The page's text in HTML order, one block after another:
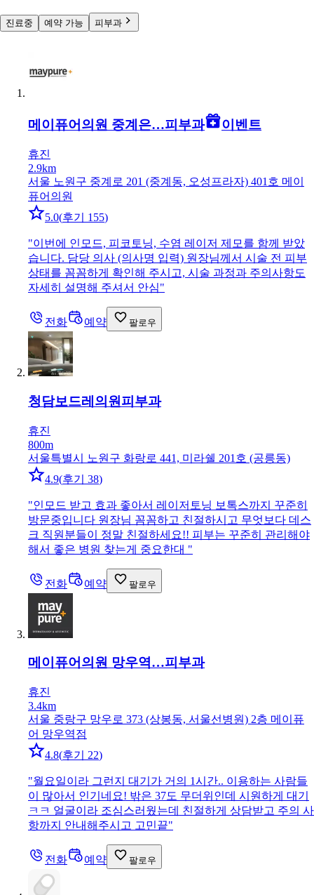
진료중 예약 가능 피부과
메이퓨어의원 중계은…피부과 이벤트
휴진
2.9km
서울 노원구 중계로 201 (중계동, 오성프라자) 401호 메이
퓨어의원
5.0(후기 155)
"이번에 인모드, 피코토닝, 수염 레이저 제모를 함께 받았
습니다. 담당 의사 (의사명 입력) 원장님께서 시술 전 피부
상태를 꼼꼼하게 확인해 주시고, 시술 과정과 주의사항도
자세히 설명해 주셔서 안심"
전화 예약 팔로우
청담보드레의원 피부과
휴진
800m
서울특별시 노원구 화랑로 441, 미라쉘 201호 (공릉동)
4.9(후기 38)
"인모드 받고 효과 좋아서 레이저토닝 보톡스까지 꾸준히
방문중입니다 원장님 꼼꼼하고 친절하시고 무엇보다 데스
크 직원분들이 정말 친절하세요!! 피부는 꾸준히 관리해야
해서 좋은 병원 찾는게 중요한대 "
전화 예약 팔로우
메이퓨어의원 망우역…피부과
휴진
3.4km
서울 중랑구 망우로 373 (상봉동, 서울선병원) 2층 메이퓨
어 망우역점
4.8(후기 22)
"월요일이라 그런지 대기가 거의 1시간.. 이용하는 사람들
이 많아서 인기네요! 밖은 37도 무더위인데 시원하게 대기
ㅋㅋ 얼굴이라 조심스러웠는데 친절하게 상담받고 주의 사
항까지 안내해주시고 고민끝"
전화 예약 팔로우